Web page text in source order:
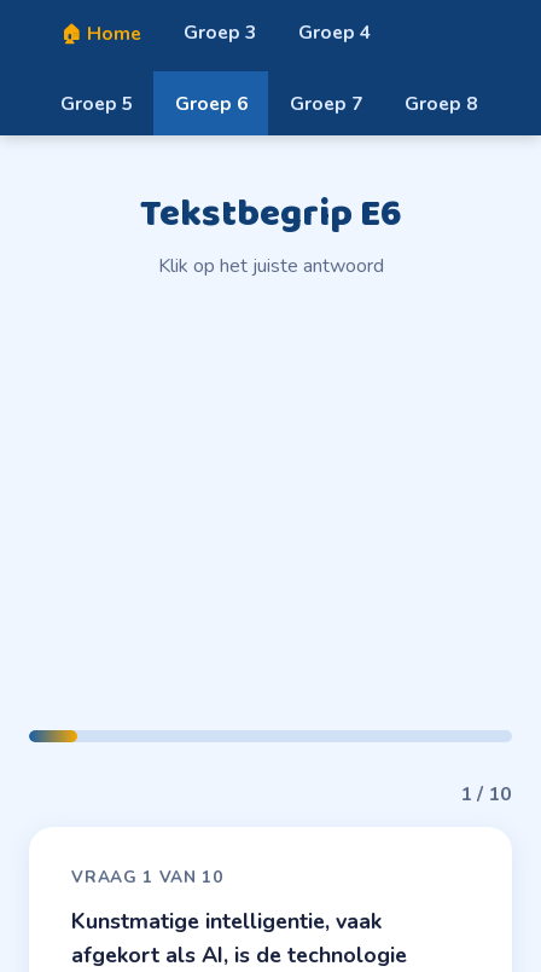
🏠 Home Groep 3 Groep 4
Groep 5 Groep 6 Groep 7 Groep 8
Tekstbegrip E6
Klik op het juiste antwoord
1 / 10
VRAAG 1 VAN 10
Kunstmatige intelligentie, vaak
afgekort als AI, is de technologie